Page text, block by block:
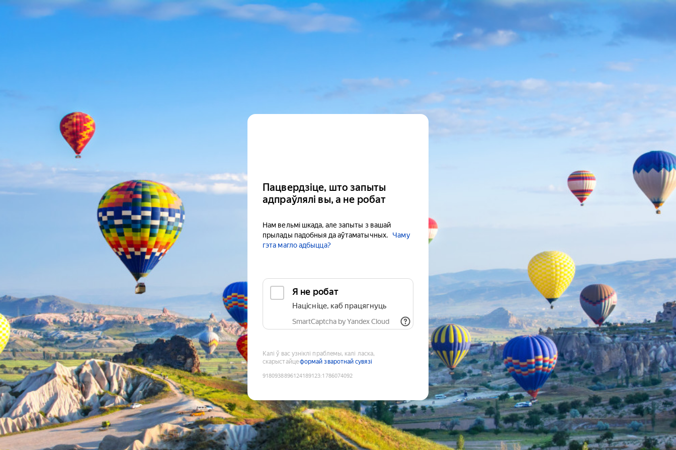
Пацвердзіце, што запыты
адпраўлялі вы, а не робат
Нам вельмі шкада, але запыты з вашай
прылады падобныя да аўтаматычных.
Чаму
гэта магло адбыцца?
Я не робат
Націсніце, каб працягнуць
SmartCaptcha by Yandex Cloud
Калі ў вас узніклі праблемы, калі ласка,
скарыстайцеформай зваротнай сувязі
9180938896124189123:1786074092